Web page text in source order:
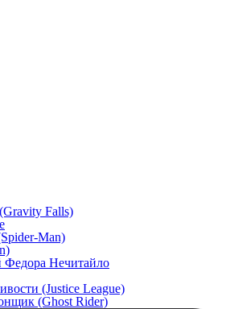
Falls)
Man)
Нечитайло
(Justice League)
(Ghost Rider)